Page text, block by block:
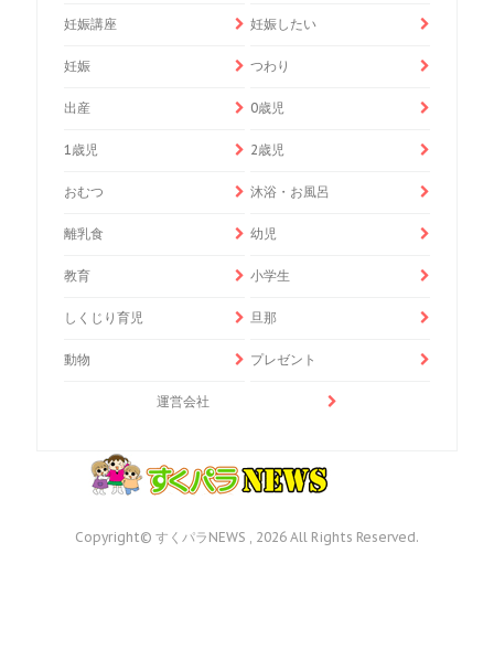
妊娠講座 妊娠したい
妊娠 つわり
出産 0歳児
1歳児 2歳児
おむつ 沐浴・お風呂
離乳食 幼児
教育 小学生
しくじり育児 旦那
動物 プレゼント
運営会社
Copyright© すくパラNEWS , 2026 All Rights Reserved.